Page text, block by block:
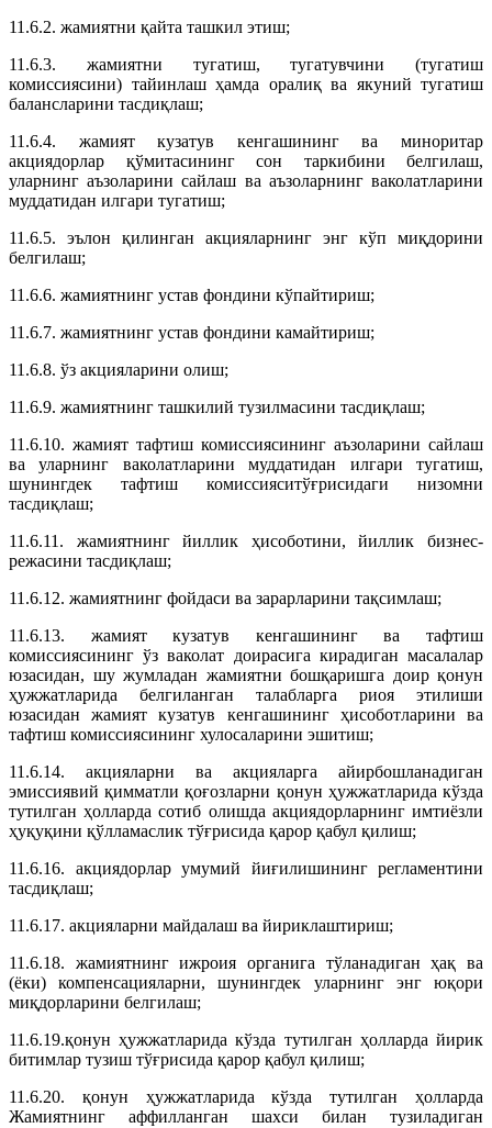
11.6.2. жамиятни қайта ташкил этиш;
11.6.3. жамиятни тугатиш, тугатувчини (тугатиш
комиссиясини) тайинлаш ҳамда оралиқ ва якуний тугатиш
балансларини тасдиқлаш;
11.6.4. жамият кузатув кенгашининг ва миноритар
акциядорлар қўмитасининг сон таркибини белгилаш,
уларнинг аъзоларини сайлаш ва аъзоларнинг ваколатларини
муддатидан илгари тугатиш;
11.6.5. эълон қилинган акцияларнинг энг кўп миқдорини
белгилаш;
11.6.6. жамиятнинг устав фондини кўпайтириш;
11.6.7. жамиятнинг устав фондини камайтириш;
11.6.8. ўз акцияларини олиш;
11.6.9. жамиятнинг ташкилий тузилмасини тасдиқлаш;
11.6.10. жамият тафтиш комиссиясининг аъзоларини сайлаш
ва уларнинг ваколатларини муддатидан илгари тугатиш,
шунингдек тафтиш комиссияситўғрисидаги низомни
тасдиқлаш;
11.6.11. жамиятнинг йиллик ҳисоботини, йиллик бизнес-
режасини тасдиқлаш;
11.6.12. жамиятнинг фойдаси ва зарарларини тақсимлаш;
11.6.13. жамият кузатув кенгашининг ва тафтиш
комиссиясининг ўз ваколат доирасига кирадиган масалалар
юзасидан, шу жумладан жамиятни бошқаришга доир қонун
ҳужжатларида белгиланган талабларга риоя этилиши
юзасидан жамият кузатув кенгашининг ҳисоботларини ва
тафтиш комиссиясининг хулосаларини эшитиш;
11.6.14. акцияларни ва акцияларга айирбошланадиган
эмиссиявий қимматли қоғозларни қонун ҳужжатларида кўзда
тутилган ҳолларда сотиб олишда акциядорларнинг имтиёзли
ҳуқуқини қўлламаслик тўғрисида қарор қабул қилиш;
11.6.16. акциядорлар умумий йиғилишининг регламентини
тасдиқлаш;
11.6.17. акцияларни майдалаш ва йириклаштириш;
11.6.18. жамиятнинг ижроия органига тўланадиган ҳақ ва
(ёки) компенсацияларни, шунингдек уларнинг энг юқори
миқдорларини белгилаш;
11.6.19.қонун ҳужжатларида кўзда тутилган ҳолларда йирик
битимлар тузиш тўғрисида қарор қабул қилиш;
11.6.20. қонун ҳужжатларида кўзда тутилган ҳолларда
Жамиятнинг аффилланган шахси билан тузиладиган